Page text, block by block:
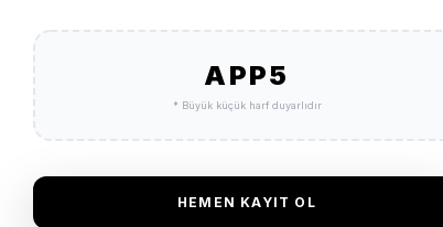
APP5
* Büyük küçük harf duyarlıdır
HEMEN KAYIT OL